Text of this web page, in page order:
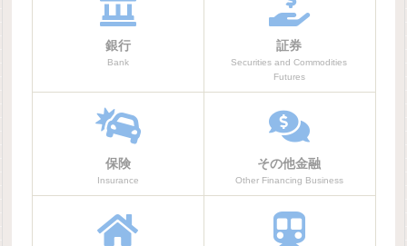
銀行
Bank
証券
Securities and Commodities
Futures
保険
Insurance
その他金融
Other Financing Business